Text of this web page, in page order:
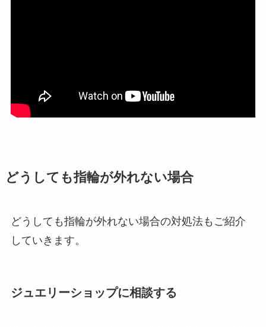
どうしても指輪が外れない場合
どうしても指輪が外れない場合の対処法もご紹介
していきます。
ジュエリーショップに相談する